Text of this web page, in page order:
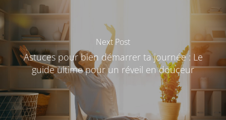
Next Post
Astuces pour bien démarrer ta journée : Le
guide ultime pour un réveil en douceur